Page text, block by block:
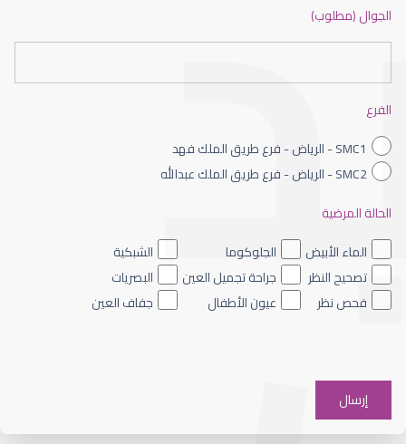
الماء الأزرق داخل العين
الجوال (مطلوب)
الفرع
SMC1 - الرياض - فرع طريق الملك فهد
SMC2 - الرياض - فرع طريق الملك عبدالله
الحالة المرضية
الماء الأبيض
الجلوكوما
الشبكية
تصحيح النظر
جراحة تجميل العين
البصريات
فحص نظر
عيون الأطفال جفاف العين